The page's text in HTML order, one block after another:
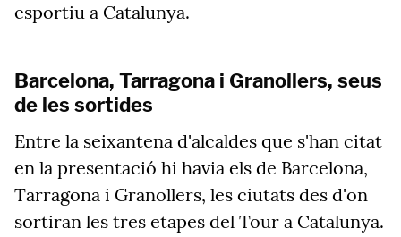
esportiu a Catalunya.
Barcelona, Tarragona i Granollers, seus
de les sortides
Entre la seixantena d'alcaldes que s'han citat
en la presentació hi havia els de Barcelona,
Tarragona i Granollers, les ciutats des d'on
sortiran les tres etapes del Tour a Catalunya.